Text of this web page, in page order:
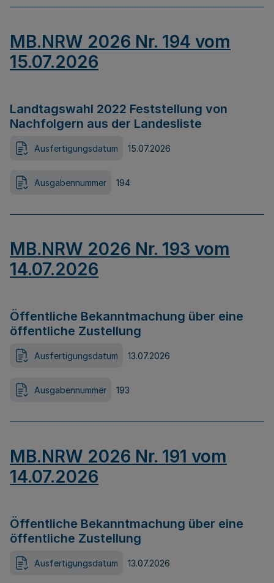
MB.NRW 2026 Nr. 194 vom
15.07.2026
Landtagswahl 2022 Feststellung von
Nachfolgern aus der Landesliste
Ausfertigungsdatum 15.07.2026
Ausgabennummer 194
MB.NRW 2026 Nr. 193 vom
14.07.2026
Öffentliche Bekanntmachung über eine
öffentliche Zustellung
Ausfertigungsdatum 13.07.2026
Ausgabennummer 193
MB.NRW 2026 Nr. 191 vom
14.07.2026
Öffentliche Bekanntmachung über eine
öffentliche Zustellung
Ausfertigungsdatum 13.07.2026